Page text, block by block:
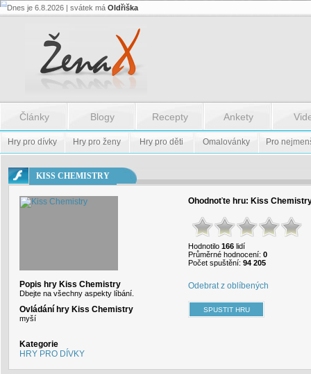
Flash.nazev
Flash.nazev
Dnes je 6.8.2026 | svátek má Oldřiška
Články Blogy Recepty Ankety
Hry pro dívky Hry pro ženy Hry pro děti Omalovánky Pro
KISS CHEMISTRY
Popis hry Kiss Chemistry
Dbejte na všechny aspekty líbání.
Ovládání hry Kiss Chemistry
myší
Kategorie
HRY PRO DÍVKY
Ohodnoťte hru: Kiss
Hodnotilo 166 lidí
Průměrné hodnocení: 0
Počet spuštění: 94 205
Odebrat z oblíbených